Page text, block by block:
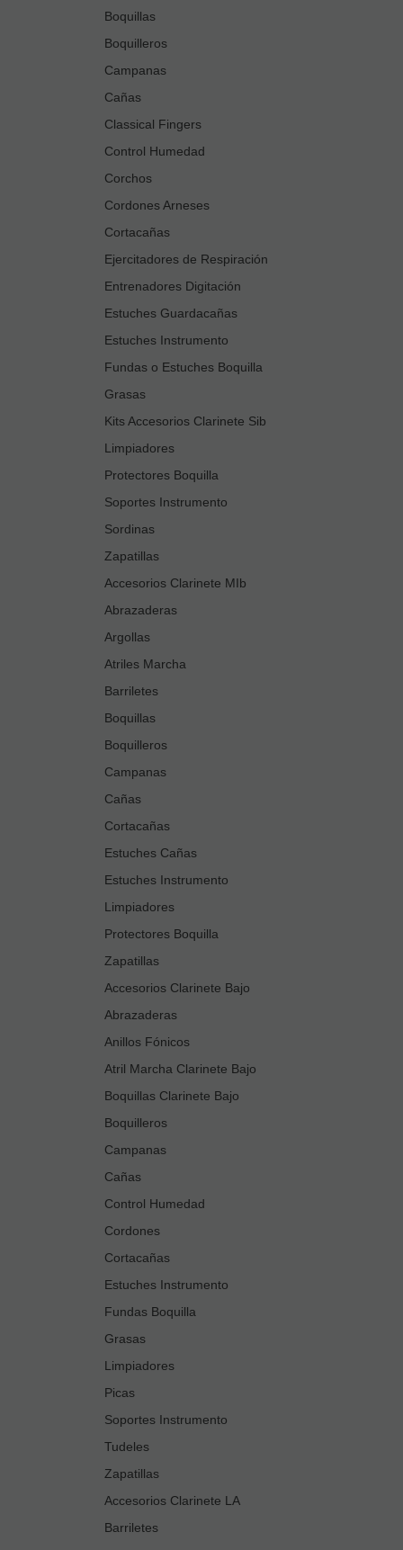
Boquillas
Boquilleros
Campanas
Cañas
Classical Fingers
Control Humedad
Corchos
Cordones Arneses
Cortacañas
Ejercitadores de Respiración
Entrenadores Digitación
Estuches Guardacañas
Estuches Instrumento
Fundas o Estuches Boquilla
Grasas
Kits Accesorios Clarinete Sib
Limpiadores
Protectores Boquilla
Soportes Instrumento
Sordinas
Zapatillas
Accesorios Clarinete MIb
Abrazaderas
Argollas
Atriles Marcha
Barriletes
Boquillas
Boquilleros
Campanas
Cañas
Cortacañas
Estuches Cañas
Estuches Instrumento
Limpiadores
Protectores Boquilla
Zapatillas
Accesorios Clarinete Bajo
Abrazaderas
Anillos Fónicos
Atril Marcha Clarinete Bajo
Boquillas Clarinete Bajo
Boquilleros
Campanas
Cañas
Control Humedad
Cordones
Cortacañas
Estuches Instrumento
Fundas Boquilla
Grasas
Limpiadores
Picas
Soportes Instrumento
Tudeles
Zapatillas
Accesorios Clarinete LA
Barriletes